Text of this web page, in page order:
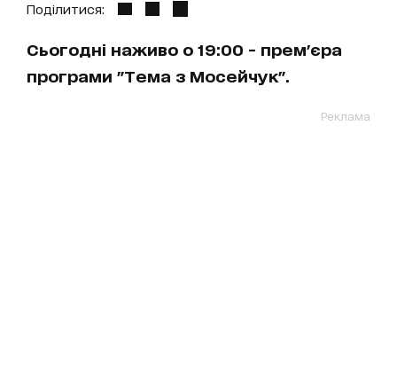
Поділитися:
Сьогодні наживо о 19:00 - прем'єра
програми "Тема з Мосейчук".
Реклама